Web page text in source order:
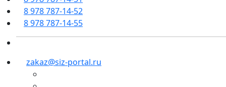
8 978 787-14-52
8 978 787-14-55
zakaz@siz-portal.ru